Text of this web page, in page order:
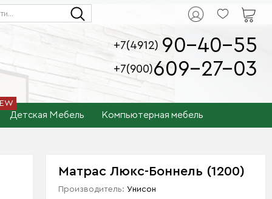
+7(4912) 90-40-55
+7(900)609-27-03
Детская Мебель Компьютерная мебель
Матрас Люкс-Боннель (1200)
Производитель:Унисон